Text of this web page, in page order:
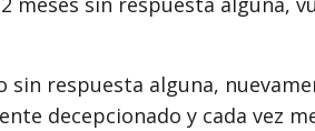
respuesta alguna,
decepcionado y cada vez